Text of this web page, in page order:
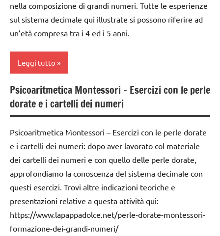
dai
6
anni
esercizi
preliminari
e
movimenti
elementari
GIOCHI
MONTESSORI
giochi
per
contare
GUIDA
DIDATTICA
MONTESSORI
MATEMATICA
nella composizione di grandi numeri. Tutte le esperienze
sul sistema decimale qui illustrate si possono riferire ad
un’età compresa tra i 4 ed i 5 anni.
Leggi tutto
classe
1a
2a
3 ai
6
anni
GIOCHI
MONTESSORI
Psicoaritmetica Montessori – Esercizi con le perle
dorate e i cartelli dei numeri
Psicoaritmetica Montessori – Esercizi con le perle dorate
e i cartelli dei numeri: dopo aver lavorato col materiale
dei cartelli dei numeri e con quello delle perle dorate,
approfondiamo la conoscenza del sistema decimale con
questi esercizi. Trovi altre indicazioni teoriche e
presentazioni relative a questa attività qui:
https://www.lapappadolce.net/perle-dorate-montessori-
formazione-dei-grandi-numeri/